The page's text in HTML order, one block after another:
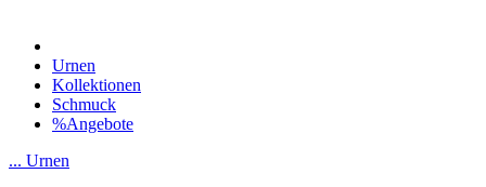
Urnen
Kollektionen
Schmuck
%Angebote
... Urnen